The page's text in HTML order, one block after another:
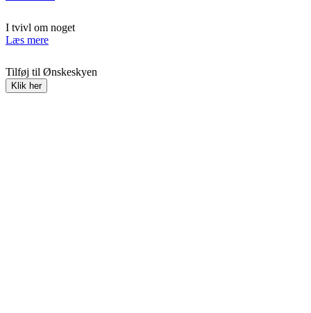
I tvivl om noget
Læs mere
Tilføj til Ønskeskyen
Klik her